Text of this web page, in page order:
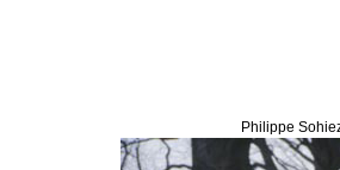
Philippe